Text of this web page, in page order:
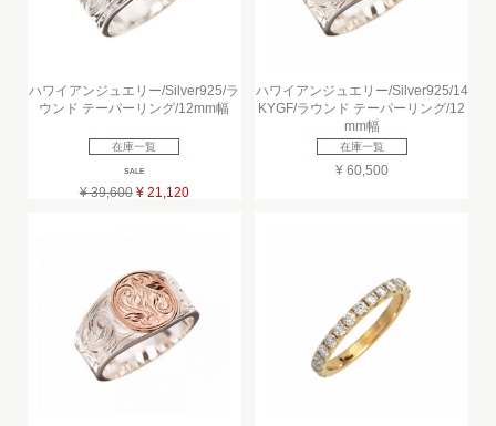
ハワイアンジュエリー/Silver925/ラ
ウンド テーパーリング/12mm幅
在庫一覧
SALE
¥ 39,600 ¥ 21,120
ハワイアンジュエリー/Silver925/14
KYGF/ラウンド テーパーリング/12
mm幅
在庫一覧
¥ 60,500